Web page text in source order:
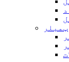
ټمبلر